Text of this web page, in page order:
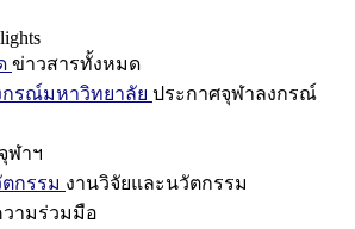
ข่าวสารทั้งหมด
กรณ์มหาวิทยาลัย ประกาศจุฬาลงกรณ์
ฬาฯ
กรรม งานวิจัยและนวัตกรรม
วามร่วมมือ